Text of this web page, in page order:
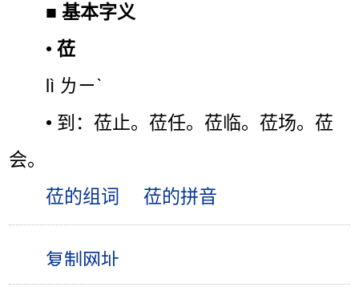
■基本字义
•莅
lì ㄌㄧˋ
• 到：莅止。莅任。莅临。莅场。莅
会。
莅的组词
莅的拼音